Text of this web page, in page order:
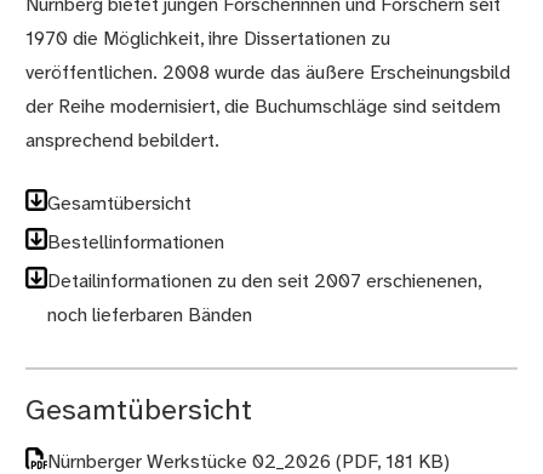
Nürnberg bietet jungen Forscherinnen und Forschern seit
1970 die Möglichkeit, ihre Dissertationen zu
veröffentlichen. 2008 wurde das äußere Erscheinungsbild
der Reihe modernisiert, die Buchumschläge sind seitdem
ansprechend bebildert.
Gesamtübersicht
Bestellinformationen
Detailinformationen zu den seit 2007 erschienenen,
noch lieferbaren Bänden
Gesamtübersicht
Nürnberger Werkstücke 02_2026(PDF, 181 KB)